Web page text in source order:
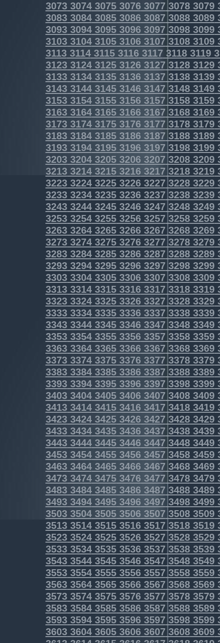
3073307430753076307730783079
3083308430853086308730883089
3093309430953096309730983099
3103310431053106310731083109
31133114311531163117 31183119
3123312431253126312731283129
31333134313531363137 31383139
31433144314531463147 31483149
3153315431553156315731583159
3163316431653166316731683169
3173317431753176317731783179
31833184318531863187 31883189
31933194319531963197 31983199
32033204320532063207 32083209
32133214321532163217 32183219
3223322432253226322732283229
3233323432353236323732383239
3243324432453246324732483249
3253325432553256325732583259
3263326432653266326732683269
3273327432753276327732783279
3283328432853286328732883289
3293329432953296329732983299
3303330433053306330733083309
3313331433153316331733183319
3323332433253326332733283329
3333333433353336333733383339
3343334433453346334733483349
3353335433553356335733583359
3363336433653366336733683369
3373337433753376337733783379
3383338433853386338733883389
3393339433953396339733983399
3403340434053406340734083409
3413341434153416341734183419
34233424342534263427 34283429
34333434343534363437 34383439
3443344434453446344734483449
3453345434553456345734583459
3463346434653466346734683469
3473347434753476347734783479
34833484348534863487 34883489
34933494349534963497 34983499
35033504350535063507 35083509
3513351435153516351735183519
3523352435253526352735283529
3533353435353536353735383539
3543354435453546354735483549
3553355435553556355735583559
3563356435653566356735683569
3573357435753576357735783579
3583358435853586358735883589
3593359435953596359735983599
3603360436053606360736083609